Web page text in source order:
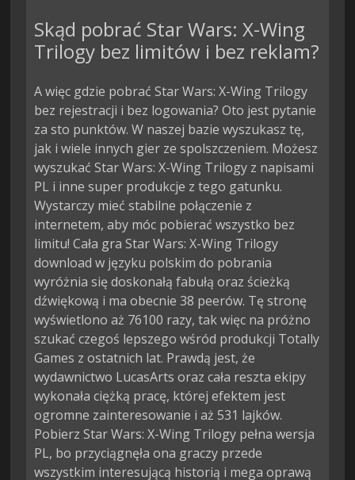
Skąd pobrać Star Wars: X-Wing
Trilogy bez limitów i bez reklam?
A więc gdzie pobrać Star Wars: X-Wing Trilogy
bez rejestracji i bez logowania? Oto jest pytanie
za sto punktów. W naszej bazie wyszukasz tę,
jak i wiele innych gier ze spolszczeniem. Możesz
wyszukać Star Wars: X-Wing Trilogy z napisami
PL i inne super produkcje z tego gatunku.
Wystarczy mieć stabilne połączenie z
internetem, aby móc pobierać wszystko bez
limitu! Cała gra Star Wars: X-Wing Trilogy
download w języku polskim do pobrania
wyróżnia się doskonałą fabułą oraz ścieżką
dźwiękową i ma obecnie 38 peerów. Tę stronę
wyświetlono aż 76100 razy, tak więc na próżno
szukać czegoś lepszego wśród produkcji Totally
Games z ostatnich lat. Prawdą jest, że
wydawnictwo LucasArts oraz cała reszta ekipy
wykonała ciężką pracę, której efektem jest
ogromne zainteresowanie i aż 531 lajków.
Pobierz Star Wars: X-Wing Trilogy pełna wersja
PL, bo przyciągnęła ona graczy przede
wszystkim interesującą historią i mega oprawą